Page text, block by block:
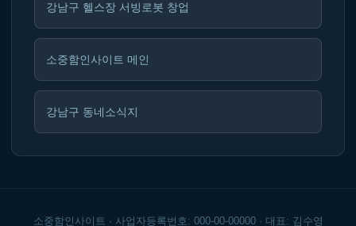
강남구 헬스장 서빙로봇 창업
소중함인사이트 메인
강남구 동네소식지
소중함인사이트 · 사업자등록번호: 000-00-00000 · 대표: 김수영